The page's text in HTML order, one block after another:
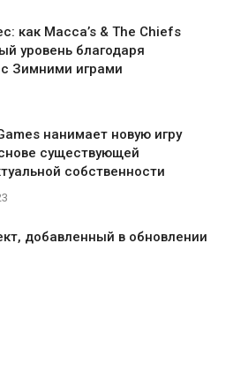
как Macca’s & The Chiefs
уровень благодаря
Зимними играми
нанимает новую игру
существующей
собственности
добавленный в обновлении